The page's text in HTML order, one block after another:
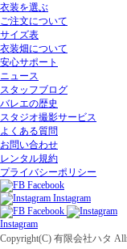
衣装を選ぶ
ご注文について
サイズ表
衣装畑について
安心サポート
ニュース
スタッフブログ
バレエの歴史
スタジオ撮影サービス
よくある質問
お問い合わせ
レンタル規約
プライバシーポリシー
Facebook
Instagram
Facebook
Instagram
Copyright(C) 有限会社ハタ